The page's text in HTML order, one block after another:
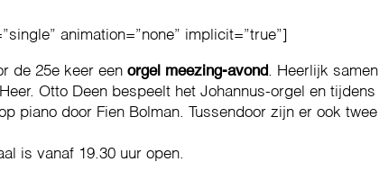
animation=”none” implicit=”true”]
de 25e keer een orgel meezing-avond. Heerlijk samen
Otto Deen bespeelt het Johannus-orgel en tijdens
piano door Fien Bolman. Tussendoor zijn er ook twee
is vanaf 19.30 uur open.